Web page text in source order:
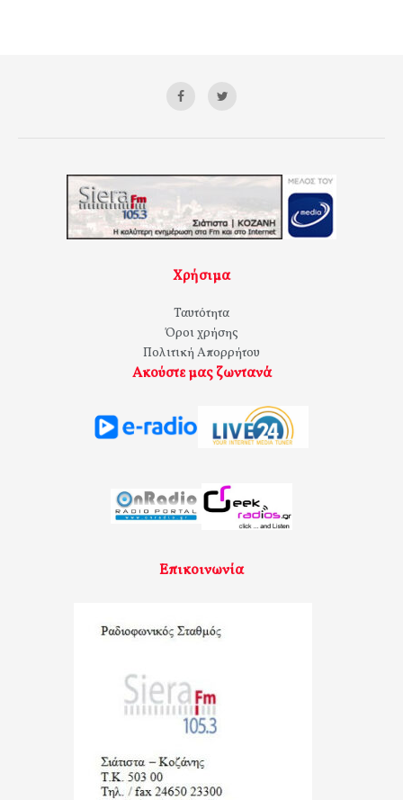
Χρήσιμα
Ταυτότητα
Όροι χρήσης
Πολιτική Απορρήτου
Ακούστε μας ζωντανά
Επικοινωνία